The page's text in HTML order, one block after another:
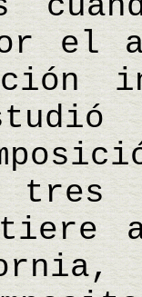
el
tres